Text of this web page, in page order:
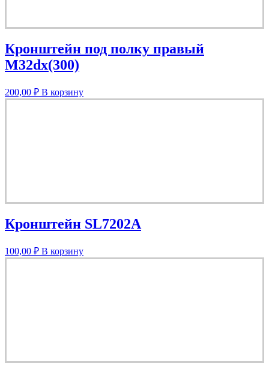
Кронштейн под полку правый
M32dx(300)
200,00 ₽ В корзину
Кронштейн SL7202A
100,00 ₽ В корзину